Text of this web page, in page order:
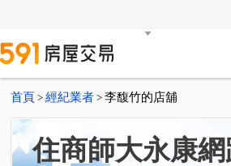
首頁 > 經紀業者 > 李馥竹的店舖
住商師大永康